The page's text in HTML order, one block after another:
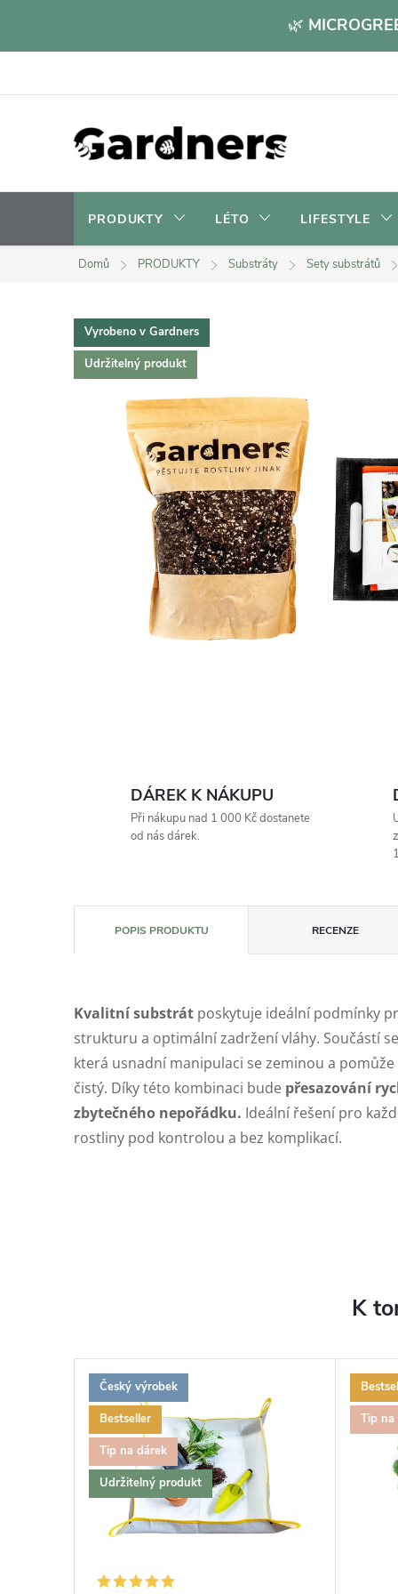
🌿
PRODUKTY LÉTO LIFESTYLE
Domů PRODUKTY Substráty Sety substrátů
Vyrobeno v Gardners
Udržitelný produkt
DÁREK K NÁKUPU
Při nákupu nad 1 000 Kč dostanete
od nás dárek.
POPIS PRODUKTU RECENZE
Kvalitní substrát poskytuje ideální podmínky
strukturu a optimální zadržení vláhy. Součástí
která usnadní manipulaci se zeminou a
čistý. Díky této kombinaci bude přesazování
zbytečného nepořádku. Ideální řešení pro
rostliny pod kontrolou a bez komplikací.
K
Český výrobek
Bestseller
Tip na dárek
Udržitelný produkt
Tip na